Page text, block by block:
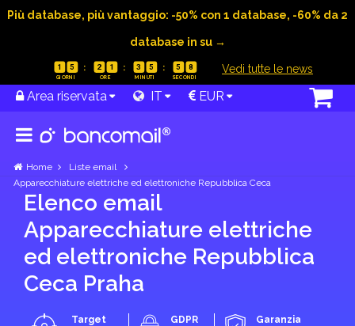
Più database, più vantaggio: -50% con 1 database, -60% da 2
database in su →
1 5 2 1 3 5 5 7 Vedi tutte le news
Area riservata IT EUR
Home
Liste email
Apparecchiature elettriche ed elettroniche Repubblica Ceca
Elenco email
Apparecchiature elettriche
ed elettroniche Repubblica
Ceca Praha
Target
GDPR
Garanzia